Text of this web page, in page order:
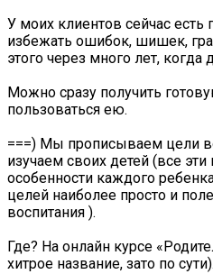
У моих клиентов сейчас есть
избежать ошибок, шишек,
этого через много лет, когда
Можно сразу получить
пользоваться ею.
===) Мы прописываем цели
изучаем своих детей (все
особенности каждого
целей наиболее просто и
воспитания ).
Где? На онлайн курсе
хитрое название, зато по сути).